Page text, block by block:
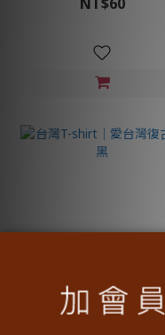
台灣T-shirt│愛台灣復古T-